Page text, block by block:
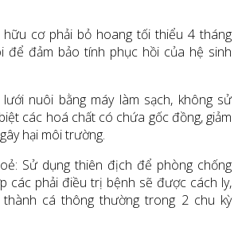
cơ phải bỏ hoang tối thiểu 4 tháng
để đảm bảo tính phục hồi của hệ sinh
nuôi bằng máy làm sạch, không sử
các hoá chất có chứa gốc đồng, giảm
hại môi trường.
Sử dụng thiên địch để phòng chống
các phải điều trị bệnh sẽ được cách ly,
cá thông thường trong 2 chu kỳ